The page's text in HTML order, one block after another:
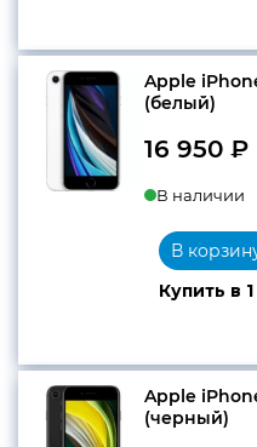
Apple
(белый)
16 950 ₽
В наличии
Купить в
В
Apple
(черный)